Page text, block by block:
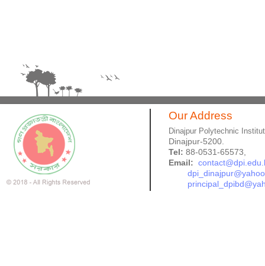
Our Address
Dinajpur Polytechnic
Dinajpur-5200.
Tel: 88-0531-65573,
Email: